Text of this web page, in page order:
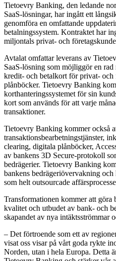
Tietoevry Banking, den ledande
SaaS-lösningar, har ingått ett
genomföra en omfattande
betalningssystem. Kontraktet har
miljontals privat- och
Avtalat omfattar leverans av
SaaS-lösning som möjliggör en rad
kredit- och betalkort för privat- och
plånböcker. Tietoevry Banking
korthanteringssystemet för sin
kort som används för att varje
transaktioner.
Tietoevry Banking kommer också
transaktionsbearbetningstjänster,
clearing, digitala plånböcker,
av bankens 3D Secure-protokoll
bedrägerier. Tietoevry Banking
bankens bedrägeriövervakning
som helt outsourcade
Transformationen kommer att göra
kvalitet och utbudet av bank- och
skapandet av nya intäktsströmmar
– Det förtroende som ett av
visat oss visar på vårt goda rykte
Norden, utan i hela Europa. Detta